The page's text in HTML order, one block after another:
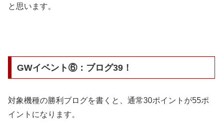
と思います。
GWイベント⑥：ブログ39！
対象機種の勝利ブログを書くと、通常30ポイントが55ポ
イントになります。